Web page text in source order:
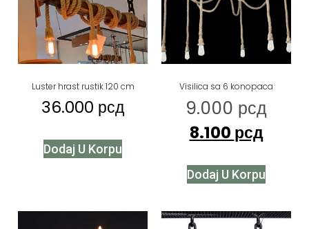
Luster hrast rustik 120 cm
36.000 рсд
Dodaj U Korpu
Visilica sa 6 konopaca
9.000 рсд
8.100 рсд
Dodaj U Korpu